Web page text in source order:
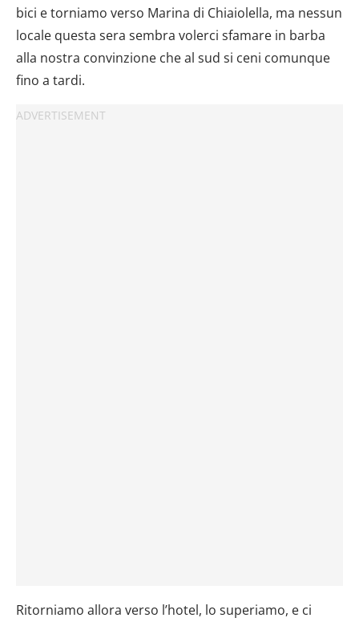
bici e torniamo verso Marina di Chiaiolella, ma nessun
locale questa sera sembra volerci sfamare in barba
alla nostra convinzione che al sud si ceni comunque
fino a tardi.
Ritorniamo allora verso l’hotel, lo superiamo, e ci